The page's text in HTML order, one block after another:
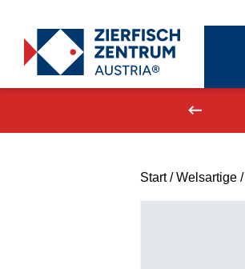
Zierfisch Aquarium Austria
Start/Welsartige/